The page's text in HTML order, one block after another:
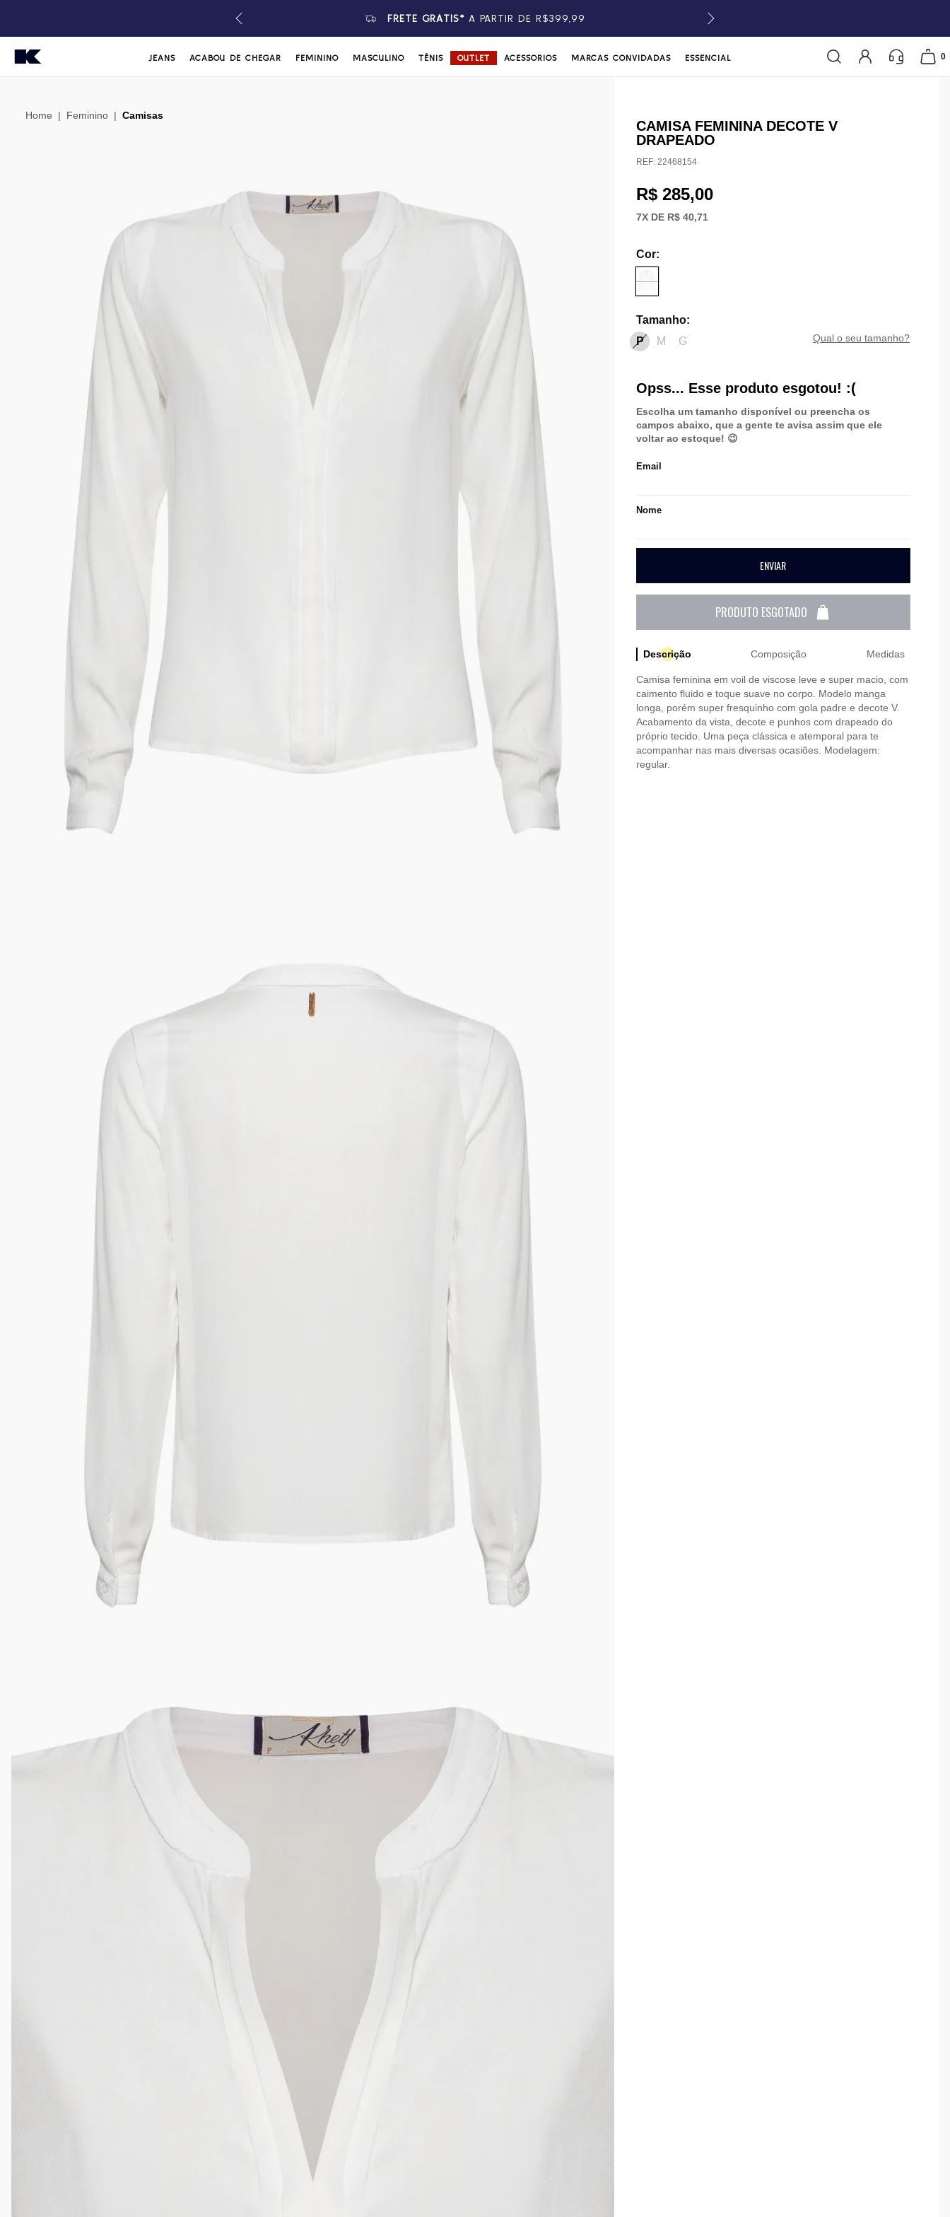
FRETE GRÁTIS* A PARTIR DE R$399,99
JEANS ACABOU DE CHEGAR FEMININO MASCULINO TÊNIS OUTLET ACESSÓRIOS MARCAS CONVIDADAS ESSENCIAL 0
Home | Feminino | Camisas
CAMISA FEMININA DECOTE V
DRAPEADO
REF: 22468154
R$ 285,00
7X DE R$ 40,71
Cor:
Tamanho:
P
M G qual o seu tamanho?
Opss... Esse produto esgotou! :(
Escolha um tamanho disponível ou preencha os
campos abaixo, que a gente te avisa assim que ele
voltar ao estoque! 😉
Email
Nome
ENVIAR
PRODUTO ESGOTADO
Descrição Composição Medidas
Camisa feminina em voil de viscose leve e super macio, com
caimento fluido e toque suave no corpo. Modelo manga
longa, porém super fresquinho com gola padre e decote V.
Acabamento da vista, decote e punhos com drapeado do
próprio tecido. Uma peça clássica e atemporal para te
acompanhar nas mais diversas ocasiões. Modelagem:
regular.